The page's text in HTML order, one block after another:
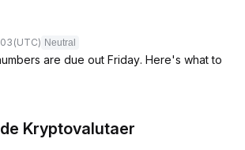
(UTC) Neutral
are due out Friday. Here's what to
Kryptovalutaer